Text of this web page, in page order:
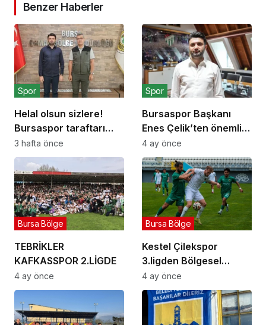
Benzer Haberler
Helal olsun sizlere!
Bursaspor taraftarı
orman yangınlarına
karşı seferber oluyor
Spor
3 hafta önce
Bursaspor Başkanı
Enes Çelik’ten önemli
açıklama
Spor
4 ay önce
TEBRİKLER
KAFKASSPOR 2.LİGDE
Bursa Bölge
4 ay önce
Kestel Çilekspor
3.ligden Bölgesel
Amatör Lig’e düştü.
Bursa Bölge
4 ay önce